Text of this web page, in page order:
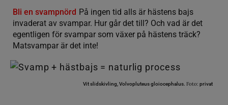
Bli en svampnörd På ingen tid alls är hästens bajs
invaderat av svampar. Hur går det till? Och vad är det
egentligen för svampar som växer på hästens träck?
Matsvampar är det inte!
Vit slidskivling, Volvopluteus gloiocephalus. Foto: privat